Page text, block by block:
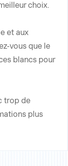
choix.
et aux
vous que le
blancs pour
trop de
plus